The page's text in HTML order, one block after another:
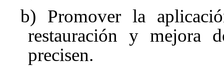
b) Promover la
restauración y mejora
precisen.